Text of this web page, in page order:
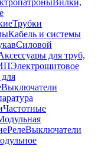
Вилки,
Трубки
Кабель и системы
Силовой
для труб,
Электрощитовое
Выключатели
Частотные
РелеВыключатели